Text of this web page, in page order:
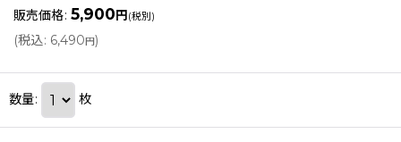
販売価格: 5,900円 (税別)
(税込: 6,490円)
数量: 枚